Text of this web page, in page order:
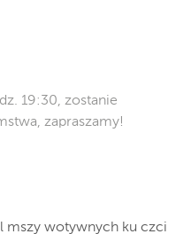
19:30, zostanie
zapraszamy!
mszy wotywnych ku czci